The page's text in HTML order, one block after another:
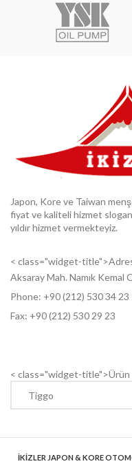
Japon, Kore ve Taiwan
fiyat ve kaliteli hizmet
yıldır hizmet vermekteyiz.
< class="widget-
Aksaray Mah. Namık
Phone: +90 (212) 530 34 23
Fax: +90 (212) 530 29 23
< class="widget-
İKİZLER JAPON & KORE